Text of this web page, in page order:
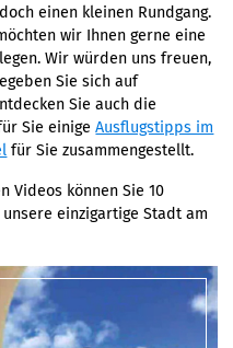
einen kleinen Rundgang.
wir Ihnen gerne eine
Wir würden uns freuen,
Sie sich auf
Sie auch die
Sie einigeAusflugstipps im
für Sie zusammengestellt.
Videos können Sie 10
einzigartige Stadt am